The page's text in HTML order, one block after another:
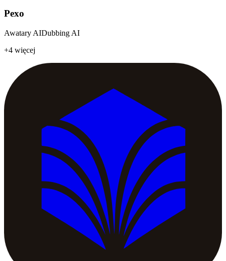
Pexo
Awatary AIDubbing AI
+4 więcej